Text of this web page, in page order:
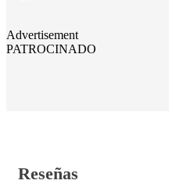
Advertisement
PATROCINADO
Reseñas